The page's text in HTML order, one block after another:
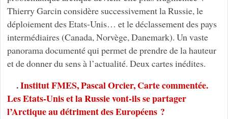
Thierry Garcin considère successivement la Russie, le
déploiement des Etats-Unis… et le déclassement des pays
intermédiaires (Canada, Norvège, Danemark). Un vaste
panorama documenté qui permet de prendre de la hauteur
et de donner du sens à l’actualité. Deux cartes inédites.
.Institut FMES, Pascal Orcier, Carte commentée.
Les Etats-Unis et la Russie vont-ils se partager
l’Arctique au détriment des Européens ?